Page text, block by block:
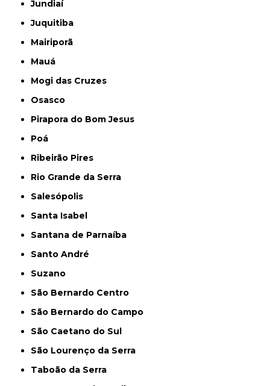
Jundiaí
Juquitiba
Mairiporã
Mauá
Mogi das Cruzes
Osasco
Pirapora do Bom Jesus
Poá
Ribeirão Pires
Rio Grande da Serra
Salesópolis
Santa Isabel
Santana de Parnaíba
Santo André
Suzano
São Bernardo Centro
São Bernardo do Campo
São Caetano do Sul
São Lourenço da Serra
Taboão da Serra